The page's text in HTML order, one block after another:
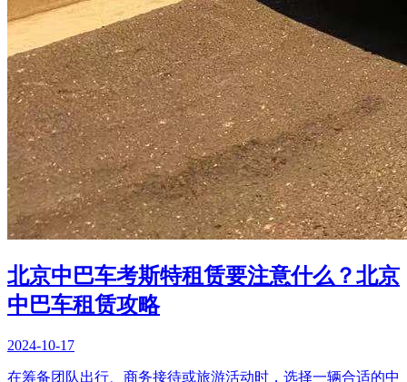
北京中巴车考斯特租赁要注意什么？北京
中巴车租赁攻略
2024-10-17
在筹备团队出行、商务接待或旅游活动时，选择一辆合适的中